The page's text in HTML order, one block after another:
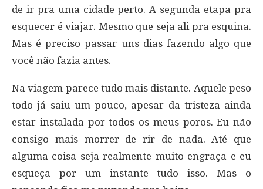
de ir pra uma cidade perto. A segunda etapa pra
esquecer é viajar. Mesmo que seja ali pra esquina.
Mas é preciso passar uns dias fazendo algo que
você não fazia antes.
Na viagem parece tudo mais distante. Aquele peso
todo já saiu um pouco, apesar da tristeza ainda
estar instalada por todos os meus poros. Eu não
consigo mais morrer de rir de nada. Até que
alguma coisa seja realmente muito engraça e eu
esqueça por um instante tudo isso. Mas o